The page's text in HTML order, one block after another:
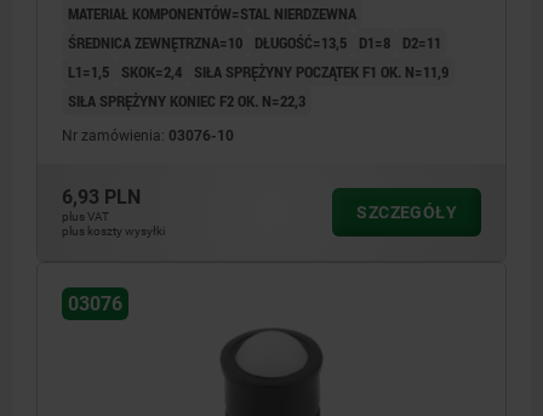
MATERIAŁ KOMPONENTÓW=STAL NIERDZEWNA
ŚREDNICA ZEWNĘTRZNA=10
DŁUGOŚĆ=13,5 D1=8
D2=11
L1=1,5
SKOK=2,4
SIŁA SPRĘŻYNY POCZĄTEK F1 OK. N=11,9
SIŁA SPRĘŻYNY KONIEC F2 OK. N=22,3
Nr zamówienia: 03076-10
6,93 PLN
plus VAT
plus koszty wysyłki
SZCZEGÓŁY
03076